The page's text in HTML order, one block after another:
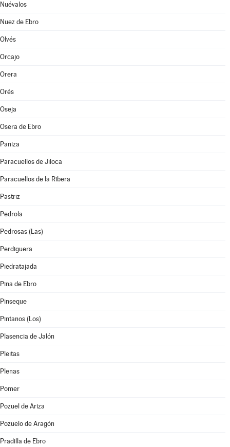
Nuévalos
Nuez de Ebro
Olvés
Orcajo
Orera
Orés
Oseja
Osera de Ebro
Paniza
Paracuellos de Jiloca
Paracuellos de la Ribera
Pastriz
Pedrola
Pedrosas (Las)
Perdiguera
Piedratajada
Pina de Ebro
Pinseque
Pintanos (Los)
Plasencia de Jalón
Pleitas
Plenas
Pomer
Pozuel de Ariza
Pozuelo de Aragón
Pradilla de Ebro